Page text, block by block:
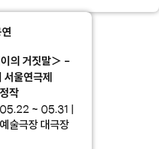
의 거짓말＞ -
울연극제
작
~ 05.31 |
술극장 대극장